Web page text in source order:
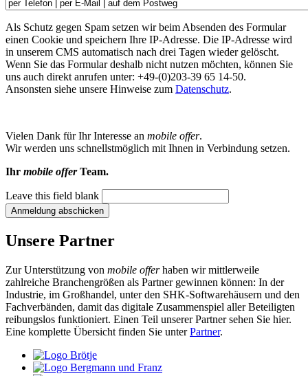
Als Schutz gegen Spam setzen wir beim Absenden des Formular
einen Cookie und speichern Ihre IP-Adresse. Die IP-Adresse wird
in unserem CMS automatisch nach drei Tagen wieder gelöscht.
Wenn Sie das Formular deshalb nicht nutzen möchten, können Sie
uns auch direkt anrufen unter: +49-(0)203-39 65 14-50.
Ansonsten siehe unsere Hinweise zum Datenschutz.
Vielen Dank für Ihr Interesse an mobile offer.
Wir werden uns schnellstmöglich mit Ihnen in Verbindung setzen.
Ihr mobile offerTeam.
Leave this field blank
Unsere Partner
Zur Unterstützung von mobile offerhaben wir mittlerweile
zahlreiche Branchengrößen als Partner gewinnen können: In der
Industrie, im Großhandel, unter den SHK-Softwarehäusern und den
Fachverbänden, damit das digitale Zusammenspiel aller Beteiligten
reibungslos funktioniert. Einen Teil unserer Partner sehen Sie hier.
Eine komplette Übersicht finden Sie unterPartner.